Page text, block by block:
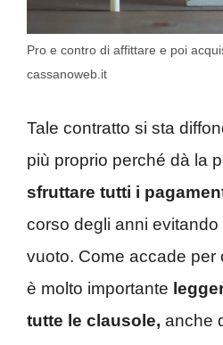
Pro e contro di affittare e poi
cassanoweb.it
Tale contratto si sta
più proprio perché dà la
sfruttare tutti i
corso degli anni
vuoto. Come accade per
è molto importante
tutte le clausole, anche